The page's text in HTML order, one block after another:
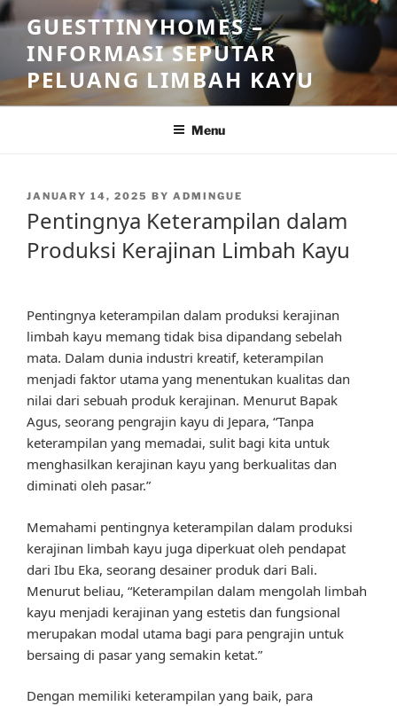
Skip
to
content
GUESTTINYHOMES –
INFORMASI SEPUTAR
PELUANG LIMBAH KAYU
Menu
POSTED
JANUARY 14, 2025 BY ADMINGUE
Pentingnya Keterampilan dalam
Produksi Kerajinan Limbah Kayu
Pentingnya keterampilan dalam produksi kerajinan
limbah kayu memang tidak bisa dipandang sebelah
mata. Dalam dunia industri kreatif, keterampilan
menjadi faktor utama yang menentukan kualitas dan
nilai dari sebuah produk kerajinan. Menurut Bapak
Agus, seorang pengrajin kayu di Jepara, “Tanpa
keterampilan yang memadai, sulit bagi kita untuk
menghasilkan kerajinan kayu yang berkualitas dan
diminati oleh pasar.”
Memahami pentingnya keterampilan dalam produksi
kerajinan limbah kayu juga diperkuat oleh pendapat
dari Ibu Eka, seorang desainer produk dari Bali.
Menurut beliau, “Keterampilan dalam mengolah limbah
kayu menjadi kerajinan yang estetis dan fungsional
merupakan modal utama bagi para pengrajin untuk
bersaing di pasar yang semakin ketat.”
Dengan memiliki keterampilan yang baik, para